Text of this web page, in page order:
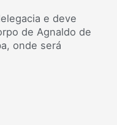
e deve
de Agnaldo de
onde será